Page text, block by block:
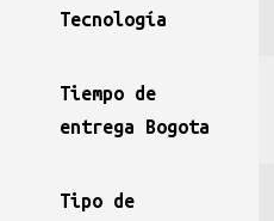
Tecnología
Tiempo de
entrega Bogota
Tipo de